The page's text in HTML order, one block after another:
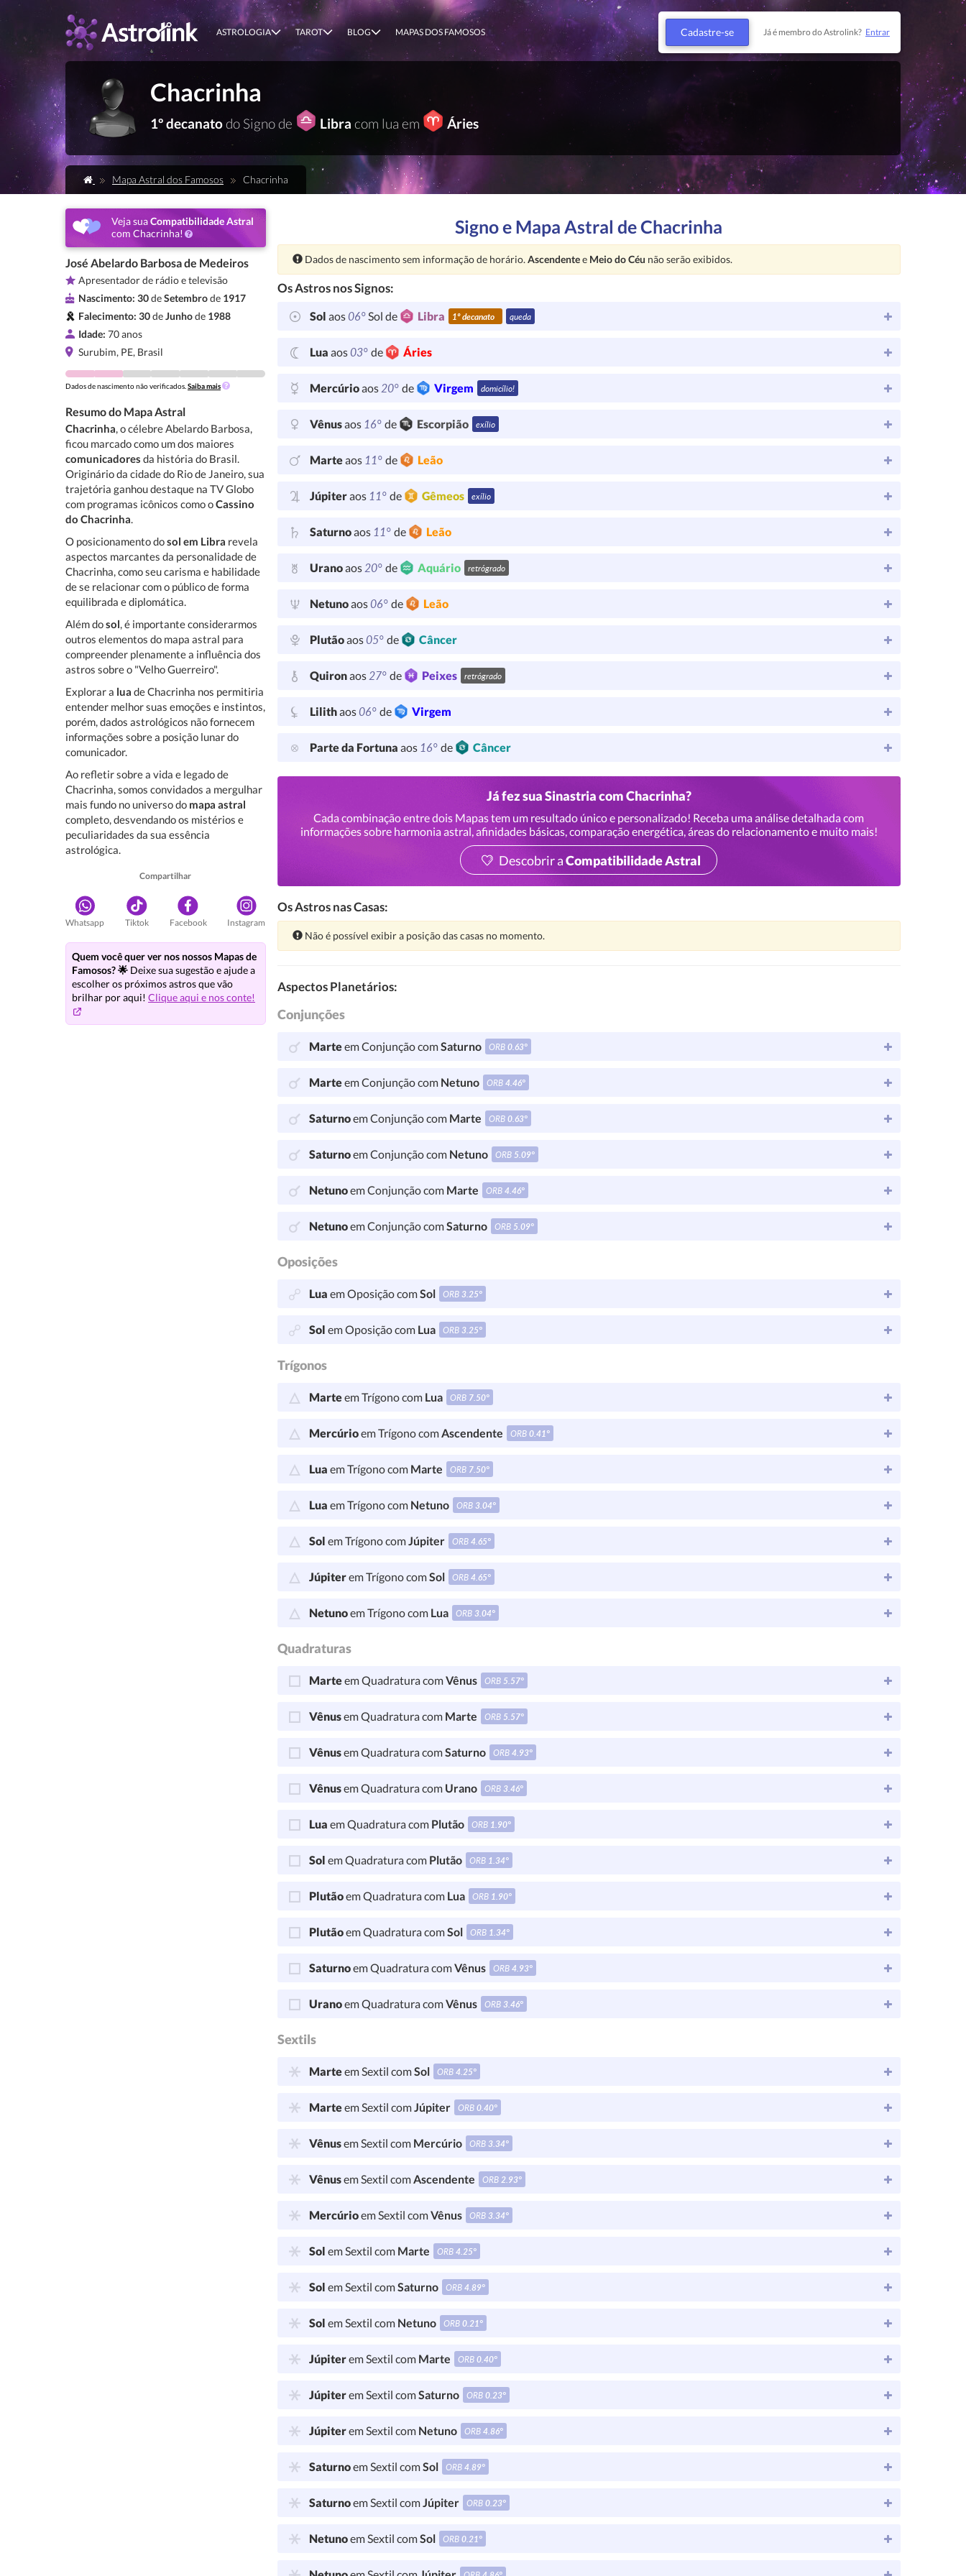
ASTROLOGIA TAROT BLOG MAPAS DOS FAMOSOS Cadastre-se Já é membro do Astrolink? Entrar
Chacrinha
1º decanatodo Signo de Libra com lua em Áries
Mapa Astral dos Famosos Chacrinha
Veja suaCompatibilidade Astral
com Chacrinha!
José Abelardo Barbosa de Medeiros
Apresentador de rádio e televisão
Nascimento: 30deSetembrode 1917
Falecimento: 30deJunhode 1988
Idade: 70 anos
Surubim, PE, Brasil
Dados de nascimento não verificados. Saiba mais
Resumo do Mapa Astral
Chacrinha, o célebre Abelardo Barbosa,
ficou marcado como um dos maiores
comunicadores da história do Brasil.
Originário da cidade do Rio de Janeiro, sua
trajetória ganhou destaque na TV Globo
com programas icônicos como oCassino
do Chacrinha.
O posicionamento dosol em Libra revela
aspectos marcantes da personalidade de
Chacrinha, como seu carisma e habilidade
de se relacionar com o público de forma
equilibrada e diplomática.
Além dosol, é importante considerarmos
outros elementos do mapa astral para
compreender plenamente a influência dos
astros sobre o "Velho Guerreiro".
Explorar a lua de Chacrinha nos permitiria
entender melhor suas emoções e instintos,
porém, dados astrológicos não fornecem
informações sobre a posição lunar do
comunicador.
Ao refletir sobre a vida e legado de
Chacrinha, somos convidados a mergulhar
mais fundo no universo do mapa astral
completo, desvendando os mistérios e
peculiaridades da sua essência
astrológica.
Compartilhar
Whatsapp Tiktok Facebook Instagram
Quem você quer ver nos nossos Mapas de
Famosos? 🌟 Deixe sua sugestão e ajude a
escolher os próximos astros que vão
brilhar por aqui! Clique aqui e nos conte!
Signo e Mapa Astral de Chacrinha
Atenção:
Dados de nascimento sem informação de horário. Ascendentee Meio do Céu não serão exibidos.
Os Astros nos Signos:
Sol aos06°Sol de Libra 1º decanato queda
Lua aos03° de Áries
Mercúrioaos20° de Virgem domicílio!
Vênusaos 16° de Escorpião exílio
Marteaos 11° de Leão
Júpiteraos 11° de Gêmeos exílio
Saturnoaos 11° de Leão
Uranoaos20° de Aquário retrógrado
Netunoaos06° de Leão
Plutãoaos05° de Câncer
Quironaos27° de Peixes retrógrado
Lilithaos06° de Virgem
Parte da Fortuna aos 16° de Câncer
Já fez sua Sinastria com Chacrinha?
Cada combinação entre dois Mapas tem um resultado único e personalizado! Receba uma análise detalhada com
informações sobre harmonia astral, afinidades básicas, comparação energética, áreas do relacionamento e muito mais!
Descobrir aCompatibilidade Astral
Os Astros nas Casas:
Atenção:
Não é possível exibir a posição das casas no momento.
Aspectos Planetários:
Conjunções
Marteem Conjunção comSaturno ORB0.63°
Marteem Conjunção com Netuno ORB4.46°
Saturnoem Conjunção com Marte ORB0.63°
Saturnoem Conjunção com Netuno ORB 5.09°
Netunoem Conjunção com Marte ORB4.46°
Netunoem Conjunção comSaturno ORB 5.09°
Oposições
Lua em Oposição comSol ORB3.25°
Sol em Oposição com Lua ORB3.25°
Trígonos
Marteem Trígono com Lua ORB 7.50°
Mercúrioem Trígono comAscendente ORB0.41°
Lua em Trígono com Marte ORB 7.50°
Lua em Trígono com Netuno ORB3.04°
Sol em Trígono comJúpiter ORB4.65°
Júpiterem Trígono comSol ORB4.65°
Netunoem Trígono com Lua ORB3.04°
Quadraturas
Marteem Quadratura comVênus ORB 5.57°
Vênusem Quadratura com Marte ORB 5.57°
Vênusem Quadratura comSaturno ORB4.93°
Vênusem Quadratura com Urano ORB3.46°
Lua em Quadratura com Plutão ORB 1.90°
Sol em Quadratura com Plutão ORB 1.34°
Plutãoem Quadratura com Lua ORB 1.90°
Plutãoem Quadratura comSol ORB 1.34°
Saturnoem Quadratura comVênus ORB4.93°
Uranoem Quadratura comVênus ORB3.46°
Sextils
Marteem Sextil comSol ORB4.25°
Marteem Sextil comJúpiter ORB0.40°
Vênusem Sextil com Mercúrio ORB3.34°
Vênusem Sextil comAscendente ORB2.93°
Mercúrioem Sextil comVênus ORB3.34°
Sol em Sextil com Marte ORB4.25°
Sol em Sextil comSaturno ORB4.89°
Sol em Sextil com Netuno ORB0.21°
Júpiterem Sextil com Marte ORB0.40°
Júpiterem Sextil comSaturno ORB0.23°
Júpiterem Sextil com Netuno ORB4.86°
Saturnoem Sextil comSol ORB4.89°
Saturnoem Sextil comJúpiter ORB0.23°
Netunoem Sextil comSol ORB0.21°